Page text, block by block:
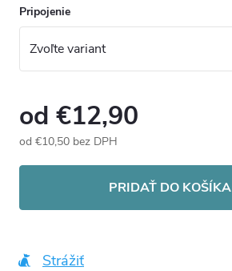
Pripojenie
od €12,90
od €10,50 bez DPH
PRIDAŤ DO KOŠÍKA
Strážiť